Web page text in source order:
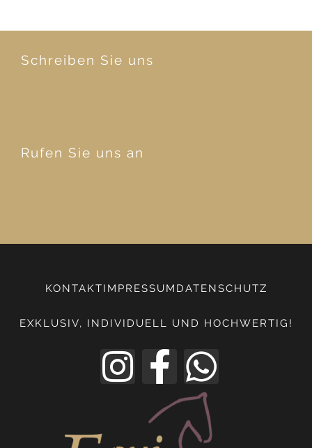
Schreiben Sie uns
Rufen Sie uns an
KONTAKT IMPRESSUM DATENSCHUTZ
EXKLUSIV, INDIVIDUELL UND HOCHWERTIG!